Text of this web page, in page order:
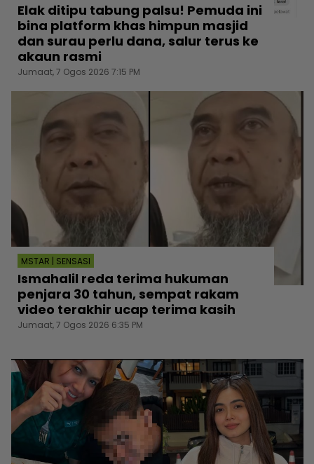
Elak ditipu tabung palsu! Pemuda ini
bina platform khas himpun masjid
dan surau perlu dana, salur terus ke
akaun rasmi
Jumaat, 7 Ogos 2026 7:15 PM
MSTAR | SENSASI
Ismahalil reda terima hukuman
penjara 30 tahun, sempat rakam
video terakhir ucap terima kasih
Jumaat, 7 Ogos 2026 6:35 PM